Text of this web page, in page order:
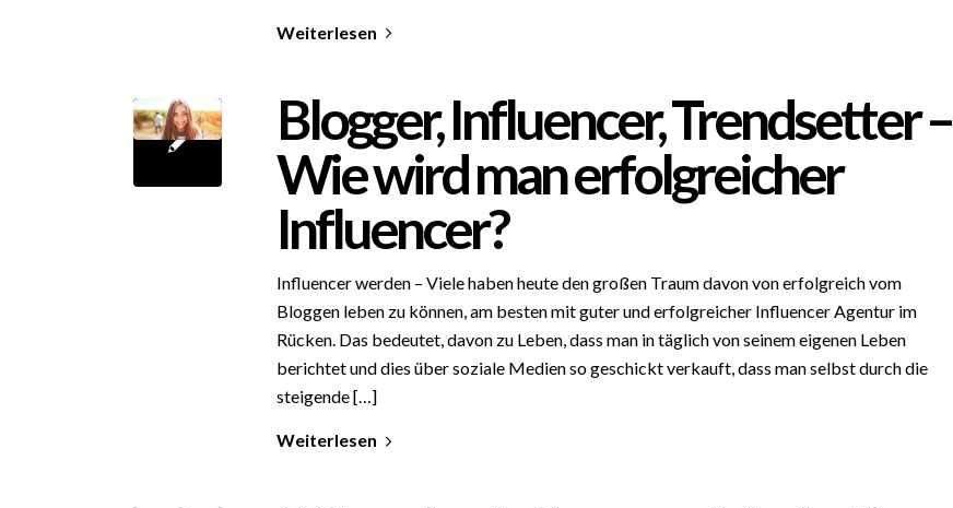
Weiterlesen
Blogger, Influencer, Trendsetter –
Wie wird man erfolgreicher
Influencer?
Influencer werden – Viele haben heute den großen Traum davon von erfolgreich vom
Bloggen leben zu können, am besten mit guter und erfolgreicher Influencer Agentur im
Rücken. Das bedeutet, davon zu Leben, dass man in täglich von seinem eigenen Leben
berichtet und dies über soziale Medien so geschickt verkauft, dass man selbst durch die
steigende […]
Weiterlesen